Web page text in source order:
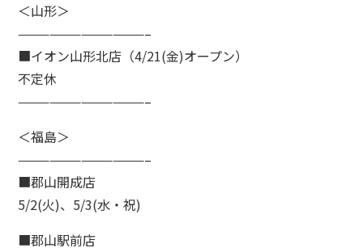
＜山形＞
————————————–
■イオン山形北店（4/21(金)オープン）
不定休
————————————–
＜福島＞
————————————–
■郡山開成店
5/2(火)、5/3(水・祝)
■郡山駅前店